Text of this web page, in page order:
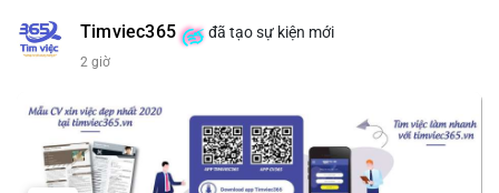
Timviec365 đã tạo sự kiện mới
2 giờ